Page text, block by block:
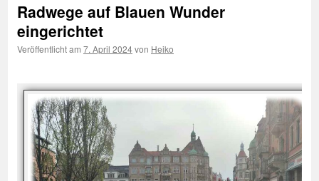
Radwege auf Blauen Wunder
eingerichtet
Veröffentlicht am 7. April 2024von Heiko